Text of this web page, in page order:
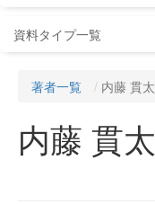
資料タイプ一覧
著者一覧 内藤 貫太
内藤 貫太